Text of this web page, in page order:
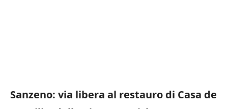
Sanzeno: via libera al restauro di Casa de